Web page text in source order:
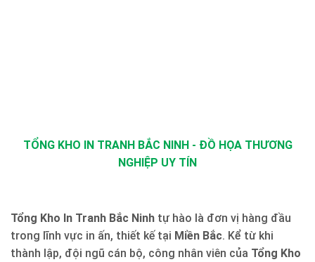
TỔNG KHO IN TRANH BẮC NINH - ĐỒ HỌA THƯƠNG
NGHIỆP UY TÍN
Tổng Kho In Tranh Bắc Ninh tự hào là đơn vị hàng đầu
trong lĩnh vực in ấn, thiết kế tại Miền Bắc. Kể từ khi
thành lập, đội ngũ cán bộ, công nhân viên của Tổng Kho